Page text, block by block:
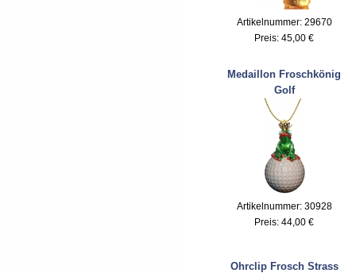
Artikelnummer: 29670
Preis: 45,00 €
Medaillon Froschkönig
Golf
Artikelnummer: 30928
Preis: 44,00 €
Ohrclip Frosch Strass